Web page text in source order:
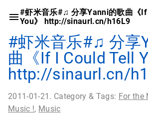
#虾米音乐#♫ 分享Yanni的歌曲《
You》 http://sinaurl.cn/h16L9
#虾米音乐#♫ 分享
曲《If I Could Tell
http://sinaurl.cn/
2011-01-21. Category & Tags: For the
Music !, Music